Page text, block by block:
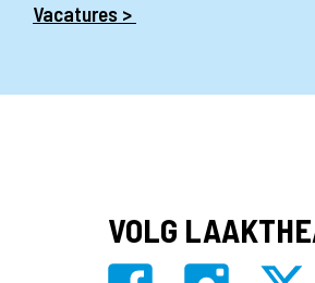
Vacatures >
VOLG